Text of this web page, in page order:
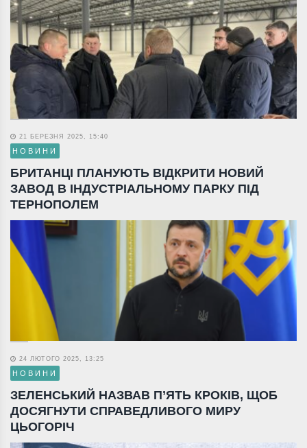
21 БЕРЕЗНЯ 2025, 15:40
НОВИНИ
БРИТАНЦІ ПЛАНУЮТЬ ВІДКРИТИ НОВИЙ
ЗАВОД В ІНДУСТРІАЛЬНОМУ ПАРКУ ПІД
ТЕРНОПОЛЕМ
24 ЛЮТОГО 2025, 13:25
НОВИНИ
ЗЕЛЕНСЬКИЙ НАЗВАВ П’ЯТЬ КРОКІВ, ЩОБ
ДОСЯГНУТИ СПРАВЕДЛИВОГО МИРУ
ЦЬОГОРІЧ